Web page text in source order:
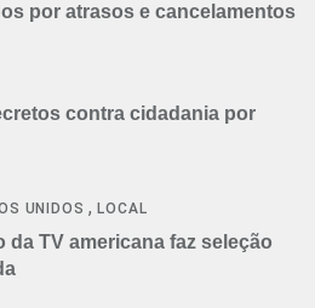
por atrasos e cancelamentos
contra cidadania por
UNIDOS ,LOCAL
da TV americana faz seleção